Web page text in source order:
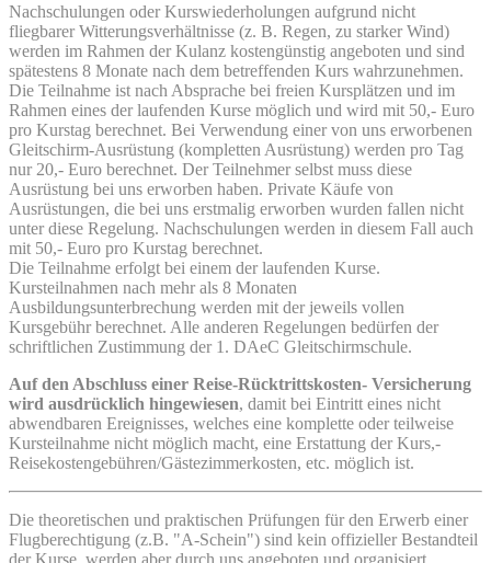
Nachschulungen oder Kurswiederholungen aufgrund nicht
fliegbarer Witterungsverhältnisse (z. B. Regen, zu starker Wind)
werden im Rahmen der Kulanz kostengünstig angeboten und sind
spätestens 8 Monate nach dem betreffenden Kurs wahrzunehmen.
Die Teilnahme ist nach Absprache bei freien Kursplätzen und im
Rahmen eines der laufenden Kurse möglich und wird mit 50,- Euro
pro Kurstag berechnet. Bei Verwendung einer von uns erworbenen
Gleitschirm-Ausrüstung (kompletten Ausrüstung) werden pro Tag
nur 20,- Euro berechnet. Der Teilnehmer selbst muss diese
Ausrüstung bei uns erworben haben. Private Käufe von
Ausrüstungen, die bei uns erstmalig erworben wurden fallen nicht
unter diese Regelung. Nachschulungen werden in diesem Fall auch
mit 50,- Euro pro Kurstag berechnet.
Die Teilnahme erfolgt bei einem der laufenden Kurse.
Kursteilnahmen nach mehr als 8 Monaten
Ausbildungsunterbrechung werden mit der jeweils vollen
Kursgebühr berechnet. Alle anderen Regelungen bedürfen der
schriftlichen Zustimmung der 1. DAeC Gleitschirmschule.
Auf den Abschluss einer Reise-Rücktrittskosten- Versicherung
wird ausdrücklich hingewiesen, damit bei Eintritt eines nicht
abwendbaren Ereignisses, welches eine komplette oder teilweise
Kursteilnahme nicht möglich macht, eine Erstattung der Kurs,-
Reisekostengebühren/Gästezimmer­kosten, etc. möglich ist.
Die theoretischen und praktischen Prüfungen für den Erwerb einer
Flugberechtigung (z.B. "A-Schein") sind kein offizieller Bestandteil
der Kurse, werden aber durch uns angeboten und organisiert.